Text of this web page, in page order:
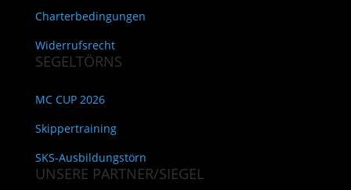
Charterbedingungen
Widerrufsrecht
SEGELTÖRNS
MC CUP 2026
Skippertraining
SKS-Ausbildungstörn
UNSERE PARTNER/SIEGEL